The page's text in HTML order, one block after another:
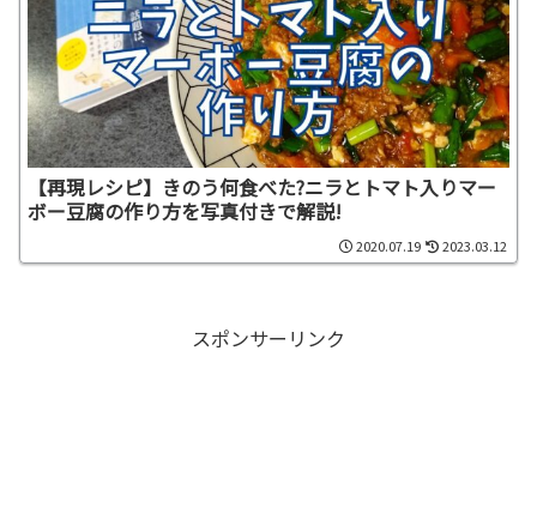
【再現レシピ】きのう何食べた?ニラとトマト入りマー
ボー豆腐の作り方を写真付きで解説!
2020.07.19 2023.03.12
スポンサーリンク